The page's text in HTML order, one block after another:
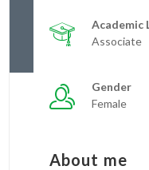
Academic
Associate
Gender
Female
About me